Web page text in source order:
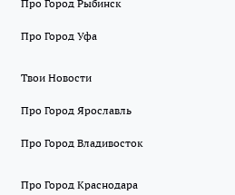
Про Город Рыбинск
Про Город Уфа
Твои Новости
Про Город Ярославль
Про Город Владивосток
Про Город Краснодара